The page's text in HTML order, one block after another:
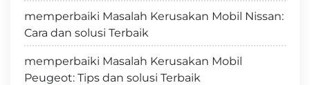
memperbaiki Masalah Kerusakan Mobil Nissan:
Cara dan solusi Terbaik
memperbaiki Masalah Kerusakan Mobil
Peugeot: Tips dan solusi Terbaik